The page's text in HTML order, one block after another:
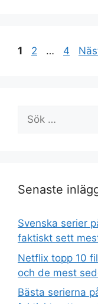
Sida
1 Sida
2 … Sida
4
Sök
efter:
Senaste
Svenska serier
faktiskt sett
Netflix topp 10
och de mest
Bästa serierna